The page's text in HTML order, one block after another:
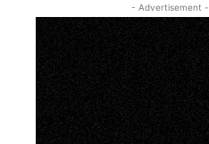
- Advertisement -